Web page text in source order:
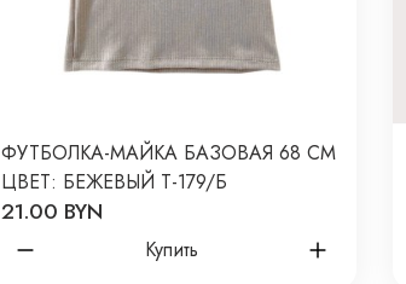
ФУТБОЛКА-МАЙКА БАЗОВАЯ 68 СМ
ЦВЕТ: БЕЖЕВЫЙ Т-179/Б
21.00 BYN
Купить